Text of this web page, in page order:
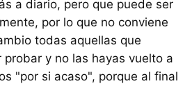
a diario, pero que puede ser
por lo que no conviene
todas aquellas que
probar y no las hayas vuelto a
"por si acaso", porque al final